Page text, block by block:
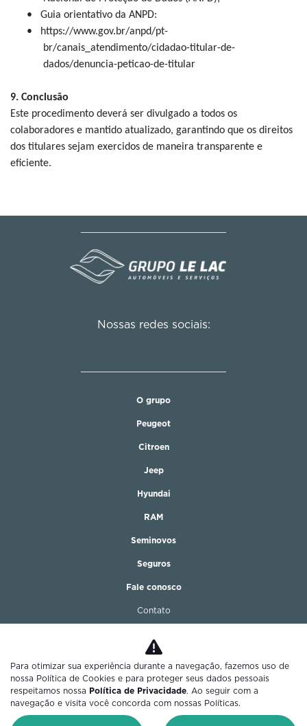
•
Guia orientativo da ANPD:
•
https://www.gov.br/anpd/pt-
br/canais_atendimento/cidadao-titular-de-
dados/denuncia-peticao-de-titular
9. Conclusão
Este procedimento deverá ser divulgado a todos os
colaboradores e mantido atualizado, garantindo que os direitos
dos titulares sejam exercidos de maneira transparente e
eficiente.
Nossas redes sociais:
O grupo
Peugeot
Citroen
Jeep
Hyundai
RAM
Seminovos
Seguros
Fale conosco
Contato
Política de privacidade
Para otimizar sua experiência durante a navegação, fazemos uso de
nossa Política de Cookies e para proteger seus dados pessoais
respeitamos nossa Política de Privacidade. Ao seguir com a
navegação e visita você concorda com nossas Políticas.